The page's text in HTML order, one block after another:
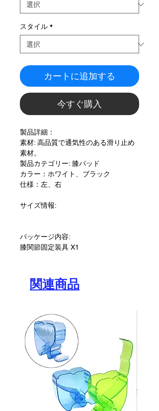
スタイル *
カートに追加する
今すぐ購入
製品詳細：
素材: 高品質で通気性のある滑り止め
素材。
製品カテゴリー: 膝パッド
カラー：ホワイト、ブラック
仕様：左、右
サイズ情報:
パッケージ内容:
膝関節固定装具 X1
関連商品